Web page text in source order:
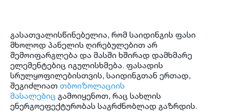
გასათვალისწინებელია, რომ საიდინგის ფასი
მხოლოდ პანელის ღირებულებით არ
შემოიფარგლება და მასში ხშირად დამხმარე
ელემენტებიც იგულისხმება. ფასადის
სრულყოფილებისთვის, საიდინგთან ერთად,
შეგიძლიათ თბოიზოლაციის
მასალებიც გამოიყენოთ, რაც სახლის
ენერგოეფექტურობას საგრძნობლად გაზრდის.